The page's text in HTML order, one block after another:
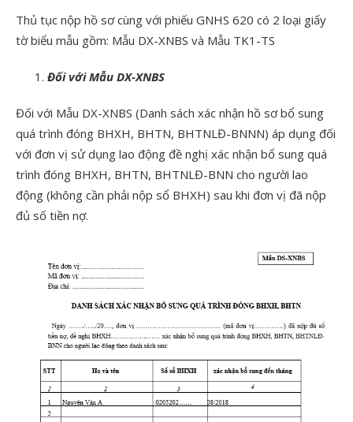
Thủ tục nộp hồ sơ cùng với phiếu GNHS 620 có 2 loại giấy
tờ biểu mẫu gồm: Mẫu DX-XNBS và Mẫu TK1-TS
Đối với Mẫu DX-XNBS
Đối với Mẫu DX-XNBS (Danh sách xác nhận hồ sơ bổ sung
quá trình đóng BHXH, BHTN, BHTNLĐ-BNNN) áp dụng đối
với đơn vị sử dụng lao động đề nghị xác nhận bổ sung quá
trình đóng BHXH, BHTN, BHTNLĐ-BNN cho người lao
động (không cần phải nộp sổ BHXH) sau khi đơn vị đã nộp
đủ số tiền nợ.